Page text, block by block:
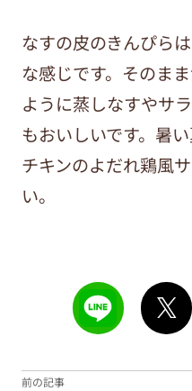
なすの皮のきんぴら
な感じです。そのま
ように蒸しなすやサ
もおいしいです。暑
チキンのよだれ鶏風
い。